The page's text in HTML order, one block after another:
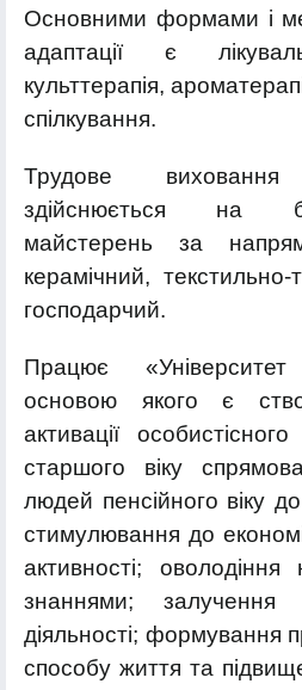
Основними формами і
адаптації є
культтерапія,
спілкування.
Трудове
здійснюється на
майстерень за
керамічний,
господарчий.
Працює
основою якого є
активації
старшого віку
людей пенсійного віку
стимулювання до
активності;
знаннями;
діяльності; формування
способу життя та